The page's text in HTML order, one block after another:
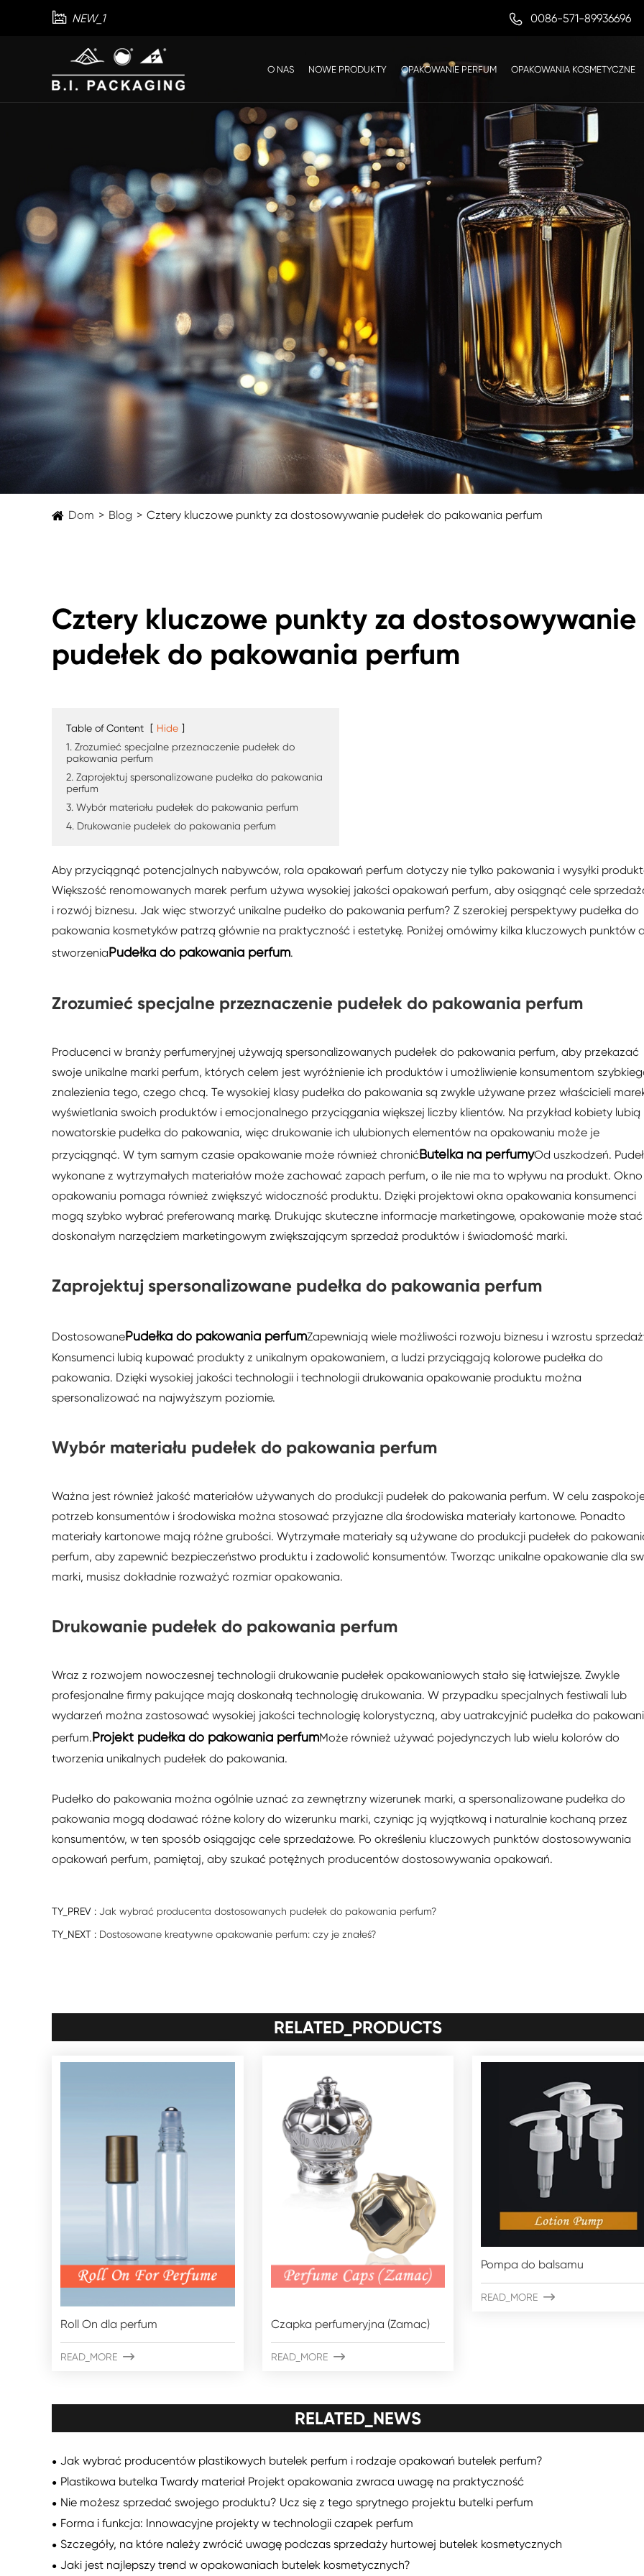
 NEW_1  0086-571-89936696
O NAS NOWE PRODUKTY OPAKOWANIE PERFUM OPAKOWANIA KOSMETYCZNE
Dom Blog Cztery kluczowe punkty za dostosowywanie pudełek do pakowania perfum
Cztery kluczowe punkty za dostosowywanie
pudełek do pakowania perfum
Table of Content [ Hide ]
1. Zrozumieć specjalne przeznaczenie pudełek do
pakowania perfum
2. Zaprojektuj spersonalizowane pudełka do pakowania
perfum
3. Wybór materiału pudełek do pakowania perfum
4. Drukowanie pudełek do pakowania perfum
Aby przyciągnąć potencjalnych nabywców, rola opakowań perfum dotyczy nie tylko pakowania i wysyłki
Większość renomowanych marek perfum używa wysokiej jakości opakowań perfum, aby osiągnąć cele
i rozwój biznesu. Jak więc stworzyć unikalne pudełko do pakowania perfum? Z szerokiej perspektywy pudełka do
pakowania kosmetyków patrzą głównie na praktyczność i estetykę. Poniżej omówimy kilka kluczowych punktów
stworzeniaPudełka do pakowania perfum.
Zrozumieć specjalne przeznaczenie pudełek do pakowania perfum
Producenci w branży perfumeryjnej używają spersonalizowanych pudełek do pakowania perfum, aby przekazać
swoje unikalne marki perfum, których celem jest wyróżnienie ich produktów i umożliwienie konsumentom
znalezienia tego, czego chcą. Te wysokiej klasy pudełka do pakowania są zwykle używane przez właścicieli
wyświetlania swoich produktów i emocjonalnego przyciągania większej liczby klientów. Na przykład kobiety lubią
nowatorskie pudełka do pakowania, więc drukowanie ich ulubionych elementów na opakowaniu może je
przyciągnąć. W tym samym czasie opakowanie może również chronićButelka na perfumyOd uszkodzeń.
wykonane z wytrzymałych materiałów może zachować zapach perfum, o ile nie ma to wpływu na produkt.
opakowaniu pomaga również zwiększyć widoczność produktu. Dzięki projektowi okna opakowania konsumenci
mogą szybko wybrać preferowaną markę. Drukując skuteczne informacje marketingowe, opakowanie może stać
doskonałym narzędziem marketingowym zwiększającym sprzedaż produktów i świadomość marki.
Zaprojektuj spersonalizowane pudełka do pakowania perfum
DostosowanePudełka do pakowania perfumZapewniają wiele możliwości rozwoju biznesu i wzrostu
Konsumenci lubią kupować produkty z unikalnym opakowaniem, a ludzi przyciągają kolorowe pudełka do
pakowania. Dzięki wysokiej jakości technologii i technologii drukowania opakowanie produktu można
spersonalizować na najwyższym poziomie.
Wybór materiału pudełek do pakowania perfum
Ważna jest również jakość materiałów używanych do produkcji pudełek do pakowania perfum. W celu
potrzeb konsumentów i środowiska można stosować przyjazne dla środowiska materiały kartonowe. Ponadto
materiały kartonowe mają różne grubości. Wytrzymałe materiały są używane do produkcji pudełek do
perfum, aby zapewnić bezpieczeństwo produktu i zadowolić konsumentów. Tworząc unikalne opakowanie dla
marki, musisz dokładnie rozważyć rozmiar opakowania.
Drukowanie pudełek do pakowania perfum
Wraz z rozwojem nowoczesnej technologii drukowanie pudełek opakowaniowych stało się łatwiejsze. Zwykle
profesjonalne firmy pakujące mają doskonałą technologię drukowania. W przypadku specjalnych festiwali lub
wydarzeń można zastosować wysokiej jakości technologię kolorystyczną, aby uatrakcyjnić pudełka do
perfum.Projekt pudełka do pakowania perfumMoże również używać pojedynczych lub wielu kolorów do
tworzenia unikalnych pudełek do pakowania.
Pudełko do pakowania można ogólnie uznać za zewnętrzny wizerunek marki, a spersonalizowane pudełka do
pakowania mogą dodawać różne kolory do wizerunku marki, czyniąc ją wyjątkową i naturalnie kochaną przez
konsumentów, w ten sposób osiągając cele sprzedażowe. Po określeniu kluczowych punktów dostosowywania
opakowań perfum, pamiętaj, aby szukać potężnych producentów dostosowywania opakowań.
TY_PREV : Jak wybrać producenta dostosowanych pudełek do pakowania perfum?
TY_NEXT : Dostosowane kreatywne opakowanie perfum: czy je znałeś?
RELATED_PRODUCTS
Roll On dla perfum
READ_MORE 
Czapka perfumeryjna (Zamac)
READ_MORE 
Pompa do balsamu
READ_MORE 
RELATED_NEWS
Jak wybrać producentów plastikowych butelek perfum i rodzaje opakowań butelek perfum?
Plastikowa butelka Twardy materiał Projekt opakowania zwraca uwagę na praktyczność
Nie możesz sprzedać swojego produktu? Ucz się z tego sprytnego projektu butelki perfum
Forma i funkcja: Innowacyjne projekty w technologii czapek perfum
Szczegóły, na które należy zwrócić uwagę podczas sprzedaży hurtowej butelek kosmetycznych
Jaki jest najlepszy trend w opakowaniach butelek kosmetycznych?